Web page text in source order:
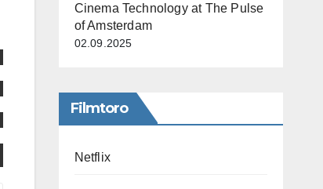
Cinema Technology at The Pulse
of Amsterdam
02.09.2025
Filmtoro
Netflix